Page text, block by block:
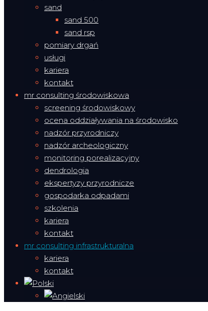
sand
sand 500
sand rsp
pomiary drgań
usługi
kariera
kontakt
mr consulting środowiskowa
screening środowiskowy
ocena oddziaływania na środowisko
nadzór przyrodniczy
nadzór archeologiczny
monitoring porealizacyjny
dendrologia
ekspertyzy przyrodnicze
gospodarka odpadami
szkolenia
kariera
kontakt
mr consulting infrastrukturalna
kariera
kontakt